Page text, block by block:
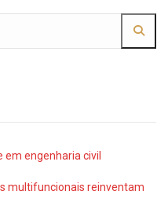
em engenharia civil
multifuncionais reinventam